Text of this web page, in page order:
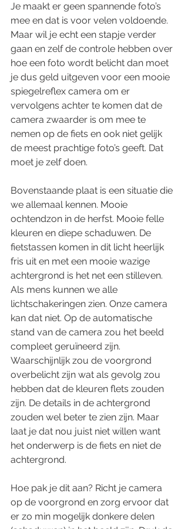
Je maakt er geen spannende foto’s
mee en dat is voor velen voldoende.
Maar wil je echt een stapje verder
gaan en zelf de controle hebben over
hoe een foto wordt belicht dan moet
je dus geld uitgeven voor een mooie
spiegelreflex camera om er
vervolgens achter te komen dat de
camera zwaarder is om mee te
nemen op de fiets en ook niet gelijk
de meest prachtige foto’s geeft. Dat
moet je zelf doen.
Bovenstaande plaat is een situatie die
we allemaal kennen. Mooie
ochtendzon in de herfst. Mooie felle
kleuren en diepe schaduwen. De
fietstassen komen in dit licht heerlijk
fris uit en met een mooie wazige
achtergrond is het net een stilleven.
Als mens kunnen we alle
lichtschakeringen zien. Onze camera
kan dat niet. Op de automatische
stand van de camera zou het beeld
compleet geruïneerd zijn.
Waarschijnlijk zou de voorgrond
overbelicht zijn wat als gevolg zou
hebben dat de kleuren flets zouden
zijn. De details in de achtergrond
zouden wel beter te zien zijn. Maar
laat je dat nou juist niet willen want
het onderwerp is de fiets en niet de
achtergrond.
Hoe pak je dit aan? Richt je camera
op de voorgrond en zorg ervoor dat
er zo min mogelijk donkere delen